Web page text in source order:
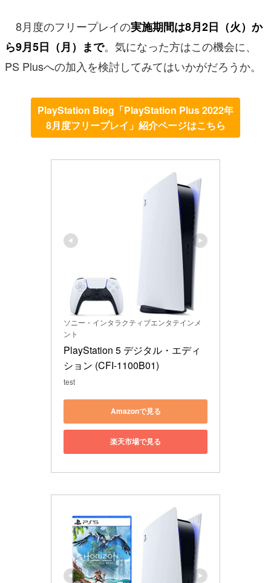
8月度のフリープレイの実施期間は8月2日（火）か
ら9月5日（月）まで。気になった方はこの機会に、
PS Plusへの加入を検討してみてはいかがだろうか。
PlayStation Blog「PlayStation Plus 2022年
8月度フリープレイ」紹介ページはこちら
ソニー・インタラクティブエンタテインメ
ント
PlayStation 5 デジタル・エディ
ション (CFI-1100B01)
test
Amazonで見る
楽天市場で見る